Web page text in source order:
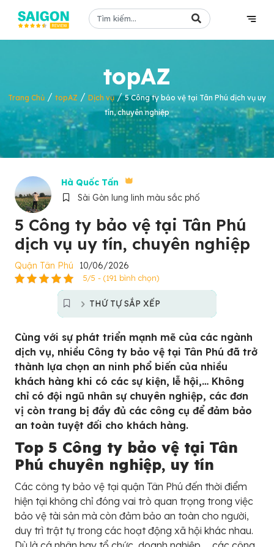
topAZ
Trang Chủ / topAZ / Dịch vụ/5 Công ty bảo vệ tại Tân Phú dịch vụ uy
tín, chuyên nghiệp
Hà Quốc Tấn
Sài Gòn lung linh màu sắc phố
5 Công ty bảo vệ tại Tân Phú
dịch vụ uy tín, chuyên nghiệp
Quận Tân Phú 10/06/2026
5/5 - (191 bình chọn)
THỨ TỰ SẮP XẾP
Cùng với sự phát triển mạnh mẽ của các ngành
dịch vụ, nhiều Công ty bảo vệ tại Tân Phú đã trở
thành lựa chọn an ninh phổ biến của nhiều
khách hàng khi có các sự kiện, lễ hội,… Không
chỉ có đội ngũ nhân sự chuyên nghiệp, các đơn
vị còn trang bị đầy đủ các công cụ để đảm bảo
an toàn tuyệt đối cho khách hàng.
Top 5 Công ty bảo vệ tại Tân
Phú chuyên nghiệp, uy tín
Các công ty bảo vệ tại quận Tân Phú đến thời điểm
hiện tại không chỉ đóng vai trò quan trọng trong việc
bảo vệ tài sản mà còn đảm bảo an toàn cho người,
duy trì trật tự trong các hoạt động xã hội khác nhau.